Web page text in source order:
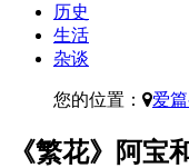
历史
生活
杂谈
您的位置： 爱
《繁花》阿宝